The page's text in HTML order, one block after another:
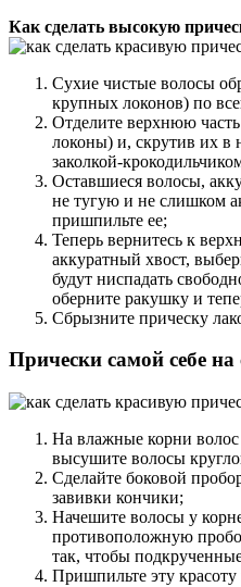
Как сделать высокую
Сухие чистые волосы
крупных локонов) по
Отделите верхнюю
локоны) и, скрутив их в
заколкой-
Оставшиеся волосы,
не тугую и не слишком
пришпильте ее;
Теперь вернитесь к
аккуратный хвост,
будут ниспадать
оберните ракушку и
Сбрызните прическу
Прически самой себе
На влажные корни волос
высушите волосы
Сделайте боковой
завивки кончики;
Начешите волосы у
противоположную
так, чтобы
Пришпильте эту